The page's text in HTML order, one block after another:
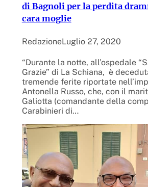
di Bagnoli per la perdita
cara moglie
RedazioneLuglio 27, 2020
“Durante la notte, all’ospedale
Grazie” di La Schiana, è
tremende ferite riportate
Antonella Russo, che, con il
Galiotta (comandante della
Carabinieri di…